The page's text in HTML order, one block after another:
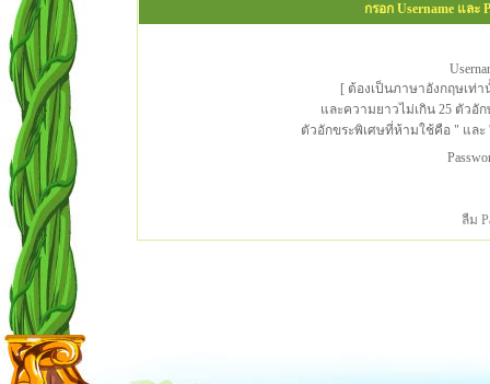
กรอก Username และ
[ ต้องเป็นภาษาอังกฤษเท่า
และความยาวไม่เกิน 25 ตัวอัก
ตัวอักขระพิเศษที่ห้ามใช้คือ " และ
ลืม